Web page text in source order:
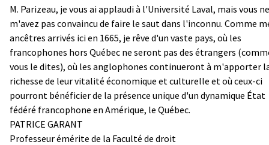
M. Parizeau, je vous ai applaudi à l'Université Laval, mais vous ne
m'avez pas convaincu de faire le saut dans l'inconnu. Comme
ancêtres arrivés ici en 1665, je rêve d'un vaste pays, où les
francophones hors Québec ne seront pas des étrangers
vous le dites), où les anglophones continueront à m'apporter
richesse de leur vitalité économique et culturelle et où ceux-ci
pourront bénéficier de la présence unique d'un dynamique État
fédéré francophone en Amérique, le Québec.
PATRICE GARANT
Professeur émérite de la Faculté de droit